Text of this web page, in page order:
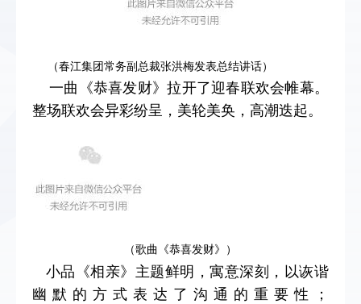
（春江集团常务副总裁张洪梅发表总结讲话）
一曲《恭喜发财》拉开了迎春联欢会帷幕。
整场联欢会异彩纷呈，美轮美奂，高潮迭起。
（歌曲《恭喜发财》）
小品《相亲》主题鲜明，寓意深刻，以诙谐
幽默的方式表达了沟通的重要性；